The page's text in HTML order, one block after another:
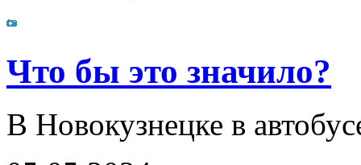
Что бы это значило?
В Новокузнецке в